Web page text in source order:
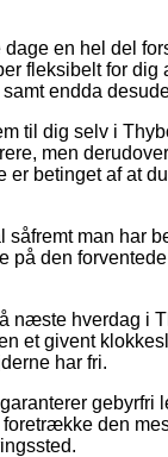
en hel del
fleksibelt for
endda
til dig selv i
men
er betinget af at
man har
den
næste hverdag i
et givent
har fri.
den